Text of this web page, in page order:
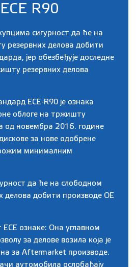
R90
сигурност да ће на
резервних делова добити
јер обезбеђује доследне
резервних делова
ECE-R90 је ознака
облоге на тржишту
од новембра 2016. године
за нове одобрене
минималним
да ће на слободном
делова добити производе ОЕ
ЕСЕ ознаке: Она углавном
за делове возила која је
за Аftermarket производе.
аутомобила ослобађају